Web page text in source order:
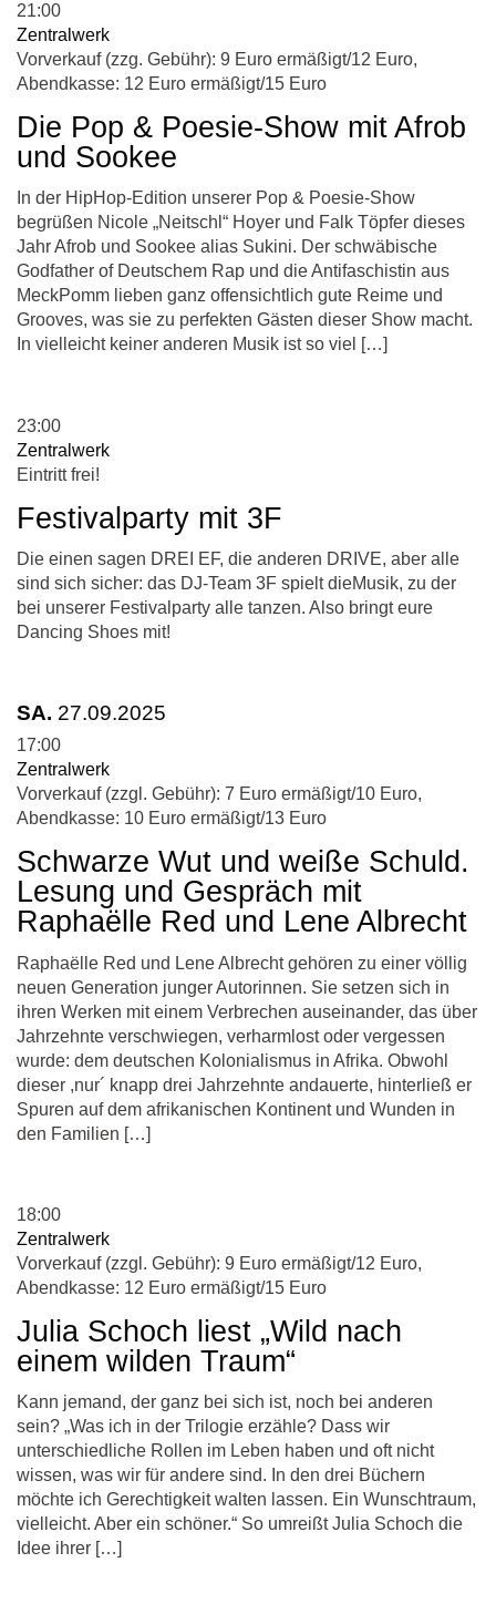
21:00
Zentralwerk
Vorverkauf (zzg. Gebühr): 9 Euro ermäßigt/12 Euro,
Abendkasse: 12 Euro ermäßigt/15 Euro
Die Pop & Poesie-Show mit Afrob
und Sookee
In der HipHop-Edition unserer Pop & Poesie-Show
begrüßen Nicole „Neitschl“ Hoyer und Falk Töpfer dieses
Jahr Afrob und Sookee alias Sukini. Der schwäbische
Godfather of Deutschem Rap und die Antifaschistin aus
MeckPomm lieben ganz offensichtlich gute Reime und
Grooves, was sie zu perfekten Gästen dieser Show macht.
In vielleicht keiner anderen Musik ist so viel […]
23:00
Zentralwerk
Eintritt frei!
Festivalparty mit 3F
Die einen sagen DREI EF, die anderen DRIVE, aber alle
sind sich sicher: das DJ-Team 3F spielt dieMusik, zu der
bei unserer Festivalparty alle tanzen. Also bringt eure
Dancing Shoes mit!
SA. 27.09.2025
17:00
Zentralwerk
Vorverkauf (zzgl. Gebühr): 7 Euro ermäßigt/10 Euro,
Abendkasse: 10 Euro ermäßigt/13 Euro
Schwarze Wut und weiße Schuld.
Lesung und Gespräch mit
Raphaëlle Red und Lene Albrecht
Raphaëlle Red und Lene Albrecht gehören zu einer völlig
neuen Generation junger Autorinnen. Sie setzen sich in
ihren Werken mit einem Verbrechen auseinander, das über
Jahrzehnte verschwiegen, verharmlost oder vergessen
wurde: dem deutschen Kolonialismus in Afrika. Obwohl
dieser ,nur´ knapp drei Jahrzehnte andauerte, hinterließ er
Spuren auf dem afrikanischen Kontinent und Wunden in
den Familien […]
18:00
Zentralwerk
Vorverkauf (zzgl. Gebühr): 9 Euro ermäßigt/12 Euro,
Abendkasse: 12 Euro ermäßigt/15 Euro
Julia Schoch liest „Wild nach
einem wilden Traum“
Kann jemand, der ganz bei sich ist, noch bei anderen
sein? „Was ich in der Trilogie erzähle? Dass wir
unterschiedliche Rollen im Leben haben und oft nicht
wissen, was wir für andere sind. In den drei Büchern
möchte ich Gerechtigkeit walten lassen. Ein Wunschtraum,
vielleicht. Aber ein schöner.“ So umreißt Julia Schoch die
Idee ihrer […]